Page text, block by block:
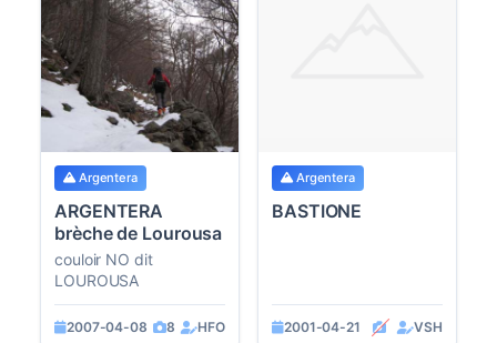
Argentera
ARGENTERA
brèche de Lourousa
couloir NO dit
LOUROUSA
2007-04-08 8 HFO
Argentera
BASTIONE
2001-04-21 VSH